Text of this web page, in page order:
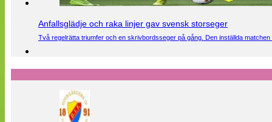
Anfallsglädje och raka linjer gav svensk storseger
Två regelrätta triumfer och en skrivbordsseger på gång. Den inställda